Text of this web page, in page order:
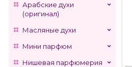
Арабские духи
(оригинал)
Масляные духи
Мини парфюм
Нишевая парфюмерия